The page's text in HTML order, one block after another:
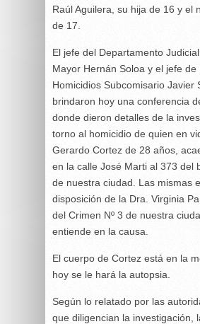
Raúl Aguilera, su hija de 16 y el
de 17.
El jefe del Departamento
Mayor Hernán Soloa y el jefe de
Homicidios Subcomisario Javier
brindaron hoy una conferencia
donde dieron detalles de la
torno al homicidio de quien en
Gerardo Cortez de 28 años,
en la calle José Marti al 373 del
de nuestra ciudad. Las mismas
disposición de la Dra. Virginia
del Crimen Nº 3 de nuestra
entiende en la causa.
El cuerpo de Cortez está en la
hoy se le hará la autopsia.
Según lo relatado por las
que diligencian la investigación,